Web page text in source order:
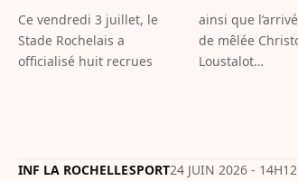
Ce vendredi 3 juillet, le
Stade Rochelais a
officialisé huit recrues
ainsi que l’arrivée du demi
de mêlée Christophe
Loustalot…
INF LA ROCHELLESPORT24 JUIN 2026 - 14H12